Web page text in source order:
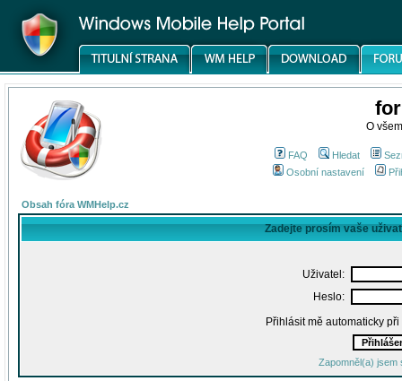
O
FAQ Hledat
Osobní nastavení
Obsah fóra WMHelp.cz
Zadejte prosím vaše
Uživatel:
Heslo:
Přihlásit mě automaticky
Zapomněl(a) jsem